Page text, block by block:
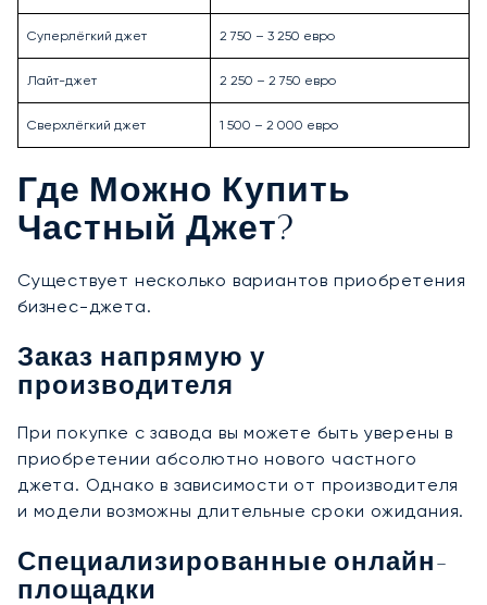
Суперлёгкий джет 2 750 – 3 250 евро
Лайт-джет 2 250 – 2 750 евро
Сверхлёгкий джет 1 500 – 2 000 евро
Где Можно Купить
Частный Джет?
Существует несколько вариантов приобретения
бизнес-джета.
Заказ напрямую у
производителя
При покупке с завода вы можете быть уверены в
приобретении абсолютно нового частного
джета. Однако в зависимости от производителя
и модели возможны длительные сроки ожидания.
Специализированные онлайн-
площадки